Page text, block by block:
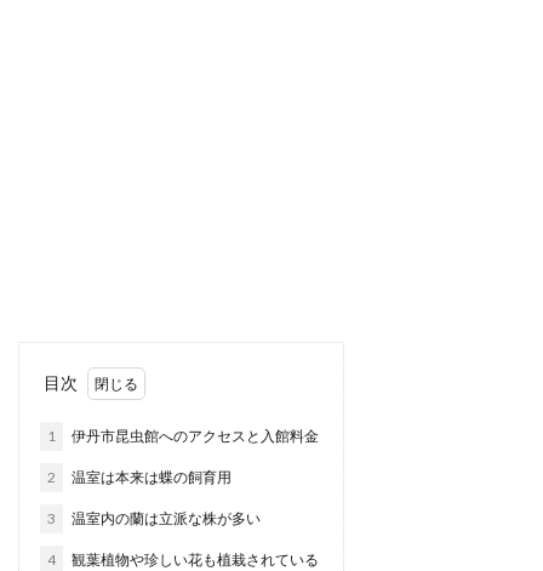
目次
1 伊丹市昆虫館へのアクセスと入館料金
2 温室は本来は蝶の飼育用
3 温室内の蘭は立派な株が多い
4 観葉植物や珍しい花も植栽されている